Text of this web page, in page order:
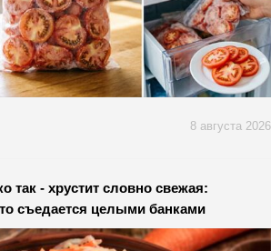
8 августа 2026
так - хрустит словно свежая:
съедается целыми банками